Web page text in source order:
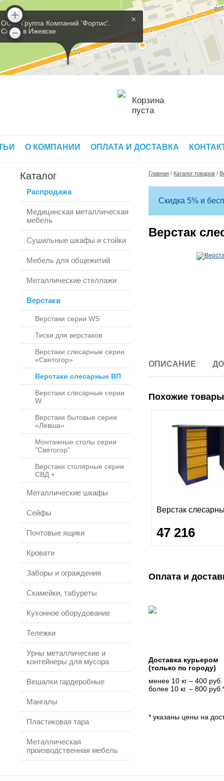
×
ООО 'Группа Компаний 'Фортис'.
Склад в Ижевске
Корзина
пуста
О КОМПАНИИ ОПЛАТА И ДОСТАВКА
Каталог
Распродажа
Медицинская металлическая
мебель
Сушильные шкафы и стойки
Мебель для общежитий
Металлические стеллажи
Верстаки
Верстаки серии WS
Тиски для верстаков
Верстаки слесарные серии
«Святогор»
Верстаки слесарные ВП
Верстаки слесарные серии
W
Верстаки бытовые серии
«Левша»
Монтажные столы серии
"Святогор"
Верстаки столярные серии
СВД +
Металлические шкафы
Сейфы
Почтовые ящики
Кровати
Заборы и ограждения
Скамейки, табуреты
Кухонное оборудование
Тележки
Урны металлические и
контейнеры для мусора
Вешалки гардеробные
Мангалы
Пластиковая тара
Металлическая
производственная мебель
Главная / Каталог товаров /
Скидка 5% и
Верстак
ОПИСАНИЕ
Похожие
Верстак
47 216
Оплата и
Доставка курьером
(только по городу)
менее 10 кг – 400 руб.
более 10 кг. – 800
* указаны цены на